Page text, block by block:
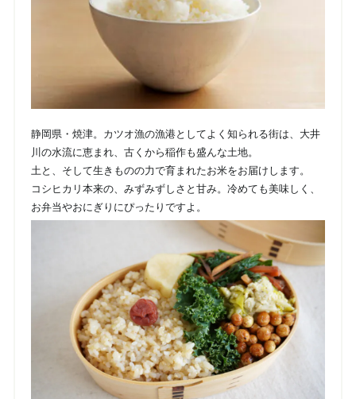
静岡県・焼津。カツオ漁の漁港としてよく知られる街は、大井
川の水流に恵まれ、古くから稲作も盛んな土地。
土と、そして生きものの力で育まれたお米をお届けします。
コシヒカリ本来の、みずみずしさと甘み。冷めても美味しく、
お弁当やおにぎりにぴったりですよ。